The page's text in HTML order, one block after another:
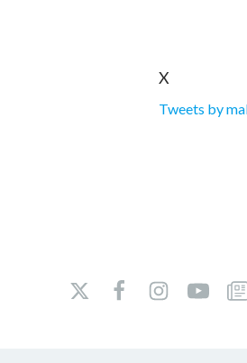
X
Tweets by